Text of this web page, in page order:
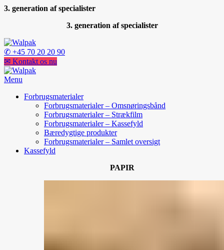
3. generation af specialister
3. generation af specialister
✆ +45 70 20 20 90
✉ Kontakt os nu
Menu
Forbrugsmaterialer
Forbrugsmaterialer – Omsnøringsbånd
Forbrugsmaterialer – Strækfilm
Forbrugsmaterialer – Kassefyld
Bæredygtige produkter
Forbrugsmaterialer – Samlet oversigt
Kassefyld
PAPIR